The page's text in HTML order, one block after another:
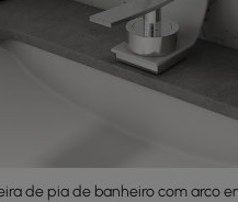
de pia de banheiro com arco